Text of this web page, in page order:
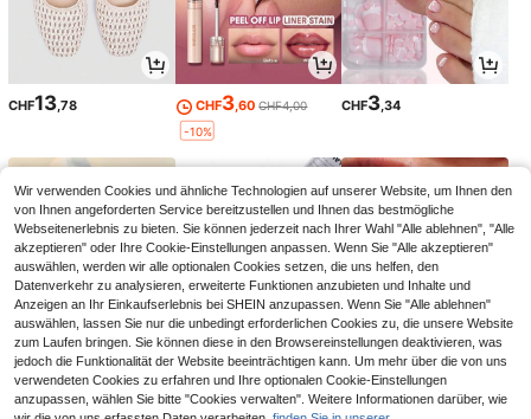
CHF13,78 CHF3,60 CHF4,00
-10%
CHF3,34
CHF3,31 CHF1,36 CHF5,48
Wir verwenden Cookies und ähnliche Technologien auf unserer Website, um Ihnen den
von Ihnen angeforderten Service bereitzustellen und Ihnen das bestmögliche
Webseitenerlebnis zu bieten. Sie können jederzeit nach Ihrer Wahl "Alle ablehnen", "Alle
akzeptieren" oder Ihre Cookie-Einstellungen anpassen. Wenn Sie "Alle akzeptieren"
auswählen, werden wir alle optionalen Cookies setzen, die uns helfen, den
Datenverkehr zu analysieren, erweiterte Funktionen anzubieten und Inhalte und
Anzeigen an Ihr Einkaufserlebnis bei SHEIN anzupassen. Wenn Sie "Alle ablehnen"
auswählen, lassen Sie nur die unbedingt erforderlichen Cookies zu, die unsere Website
zum Laufen bringen. Sie können diese in den Browsereinstellungen deaktivieren, was
jedoch die Funktionalität der Website beeinträchtigen kann. Um mehr über die von uns
verwendeten Cookies zu erfahren und Ihre optionalen Cookie-Einstellungen
anzupassen, wählen Sie bitte "Cookies verwalten". Weitere Informationen darüber, wie